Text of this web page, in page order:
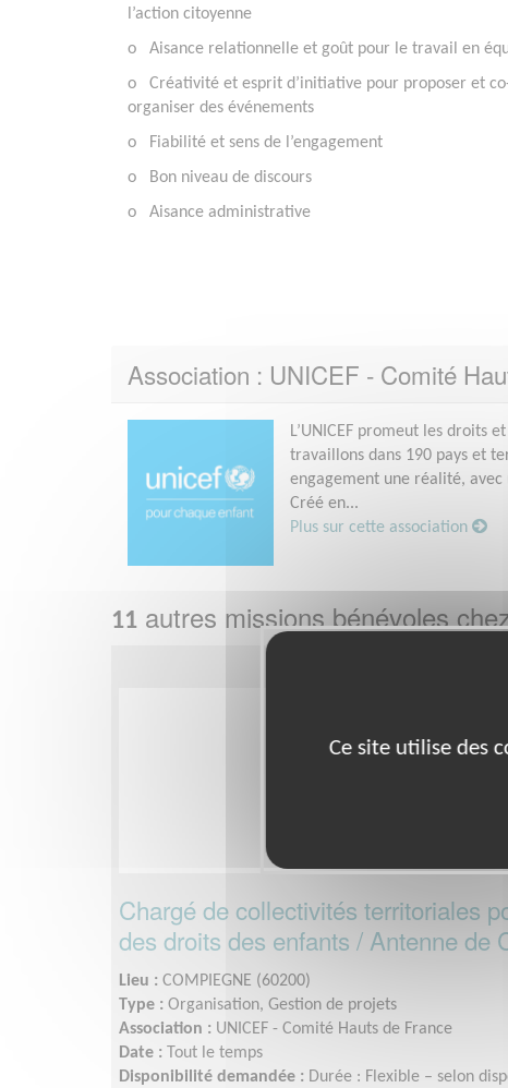
l’action citoyenne
o Aisance relationnelle et goût pour le travail en
o Créativité et esprit d’initiative pour proposer et
organiser des événements
o Fiabilité et sens de l’engagement
o Bon niveau de discours
o Aisance administrative
Association : UNICEF - Comité
L’UNICEF promeut les droits
travaillons dans 190 pays et
engagement une réalité,
Créé en...
Plus sur cette association
11 autres missions bénévoles
Chargé de collectivités territoriales
des droits des enfants / Antenne de
Lieu : COMPIEGNE (60200)
Type : Organisation, Gestion de projets
Association : UNICEF - Comité Hauts de France
Date :
Tout le temps
Disponibilité demandée : Durée : Flexible – selon
Ce site utilise des